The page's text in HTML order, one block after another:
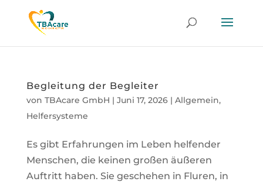
Begleitung der Begleiter
von TBAcare GmbH | Juni 17, 2026| Allgemein,
Helfersysteme
Es gibt Erfahrungen im Leben helfender
Menschen, die keinen großen äußeren
Auftritt haben. Sie geschehen in Fluren, in